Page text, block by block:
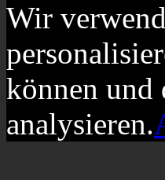
Wir
können und
analysieren.